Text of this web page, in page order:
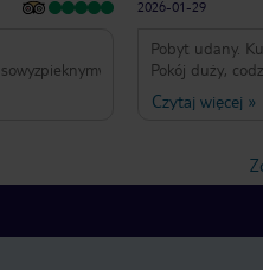
2026-01-29
Pobyt udany.
Pokój duży,
ręczniki
faktycznie
Czytaj więcej »